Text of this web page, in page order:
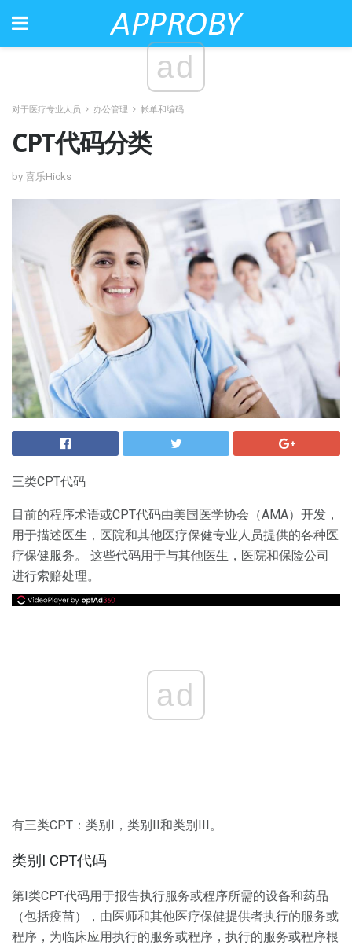
ad
对于医疗专业人员 办公管理 帐单和编码
CPT代码分类
by 喜乐Hicks
三类CPT代码
目前的程序术语或CPT代码由美国医学协会（AMA）开发，
用于描述医生，医院和其他医疗保健专业人员提供的各种医
疗保健服务。 这些代码用于与其他医生，医院和保险公司
进行索赔处理。
ad
有三类CPT：类别I，类别II和类别III。
类别I CPT代码
第I类CPT代码用于报告执行服务或程序所需的设备和药品
（包括疫苗），由医师和其他医疗保健提供者执行的服务或
程序，为临床应用执行的服务或程序，执行的服务或程序根